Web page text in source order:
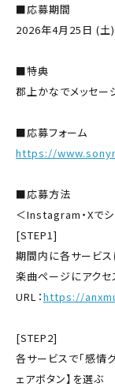
■応募期間
2026年4月25日 (
■特典
郡上かなでメッセー
■応募フォーム
https://
■応募方法
＜Instagram・Xでシ
[STEP1]
期間内に各サービス
楽曲ページにアクセ
URL：https://
[STEP2]
各サービスで「感情
ェアボタン】を選ぶ